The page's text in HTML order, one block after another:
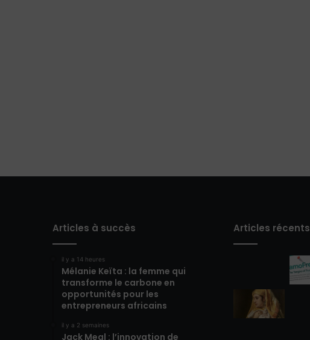
Articles à succès
il y a 14 heures
Mélanie Keïta : la femme qui
transforme le carbone en
opportunités pour les
entrepreneurs africains
il y a 2 semaines
Jack Meal : l’innovation de
Articles récents